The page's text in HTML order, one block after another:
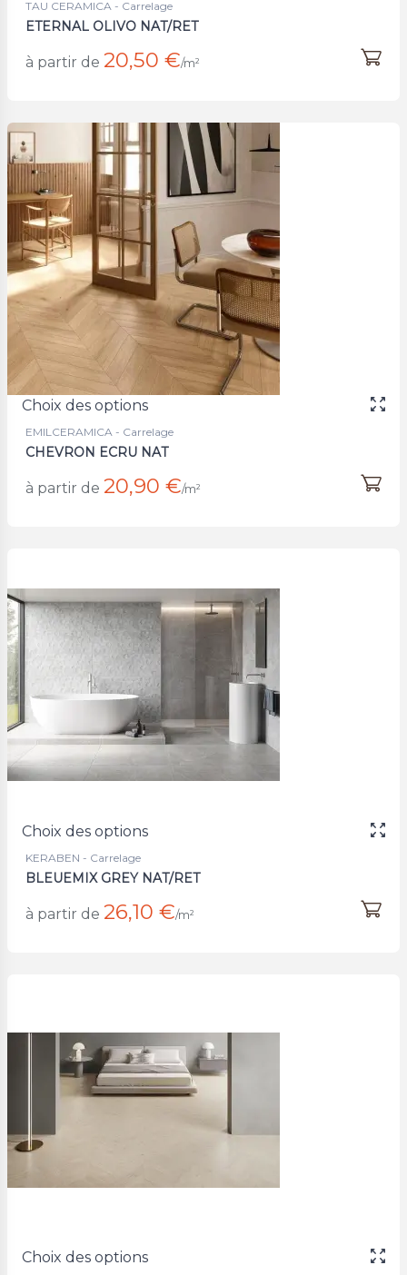
TAU CERAMICA - Carrelage
ETERNAL OLIVO NAT/RET
à partir de 20,50 €/m²
Choix des options
EMILCERAMICA - Carrelage
CHEVRON ECRU NAT
à partir de 20,90 €/m²
Choix des options
KERABEN - Carrelage
BLEUEMIX GREY NAT/RET
à partir de 26,10 €/m²
Choix des options